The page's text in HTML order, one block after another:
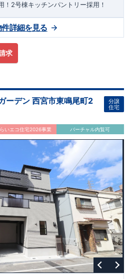
2号棟キッチンパントリー採用！
求
件詳細を見る
ーデン 西宮市東鳴尾町2
分譲
住宅
いエコ住宅2026事業 バーチャル内覧可